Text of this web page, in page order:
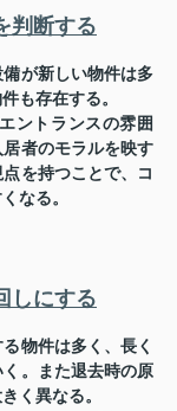
判断する
が新しい物件は多
も存在する。
ントランスの雰囲
者のモラルを映す
を持つことで、コ
なる。
しにする
物件は多く、長く
。また退去時の原
く異なる。